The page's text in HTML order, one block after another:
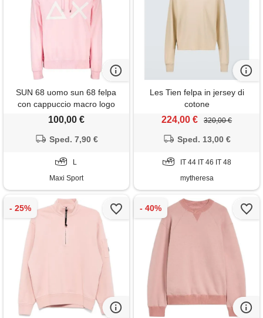
SUN 68 uomo sun 68 felpa
con cappuccio macro logo
100,00 €
Sped. 7,90 €
L
Maxi Sport
Les Tien felpa in jersey di
cotone
224,00 € 320,00 €
Sped. 13,00 €
IT 44 IT 46 IT 48
mytheresa